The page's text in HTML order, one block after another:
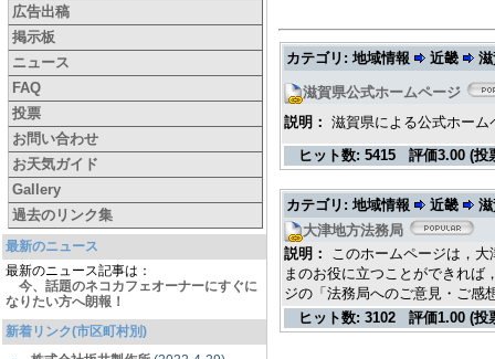
広告出稿
掲示板
ニュース
FAQ
投票
お問い合わせ
お天気ガイド
Gallery
過去のリンク集
最新のニュース
最新のニュース記事は：
今、話題のネコカフェオーナーにすぐに
なりたい方へ朗報！
新着リンク(市区町村別)
カテゴリ: 地域情報 近畿
滋賀県公式ホームページ
説明： 滋賀県による公式ホーム
ヒット数: 5415 評価3.00 (投
カテゴリ: 地域情報 近畿
大津地方法務局
説明：
このホームページは，
まのお役に立つことができれ
ジの「法務局へのご意見・ご感
ヒット数: 3102 評価1.00 (投